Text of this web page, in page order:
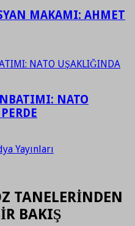
MAKAMI: AHMET
NATO
Yayınları
TANELERİNDEN
BAKIŞ